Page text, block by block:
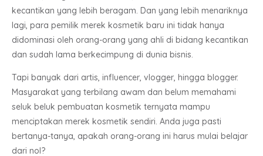
kecantikan yang lebih beragam. Dan yang lebih menariknya
lagi, para pemilik merek kosmetik baru ini tidak hanya
didominasi oleh orang-orang yang ahli di bidang kecantikan
dan sudah lama berkecimpung di dunia bisnis.
Tapi banyak dari artis, influencer, vlogger, hingga blogger.
Masyarakat yang terbilang awam dan belum memahami
seluk beluk pembuatan kosmetik ternyata mampu
menciptakan merek kosmetik sendiri. Anda juga pasti
bertanya-tanya, apakah orang-orang ini harus mulai belajar
dari nol?